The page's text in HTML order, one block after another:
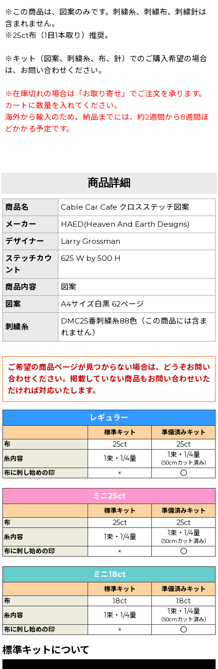
※この商品は、図案のみです。刺繍糸、刺繍布、刺繍針は
含まれません。
※25ct布（1目1本取り）推奨。
※キット（図案、刺繍糸、布、針）でのご購入希望の場合
は、お問い合わせください。
※在庫切れの場合は「お取り寄せ」でご注文を承ります。
カートに数量を入れてください。
海外から輸入のため、納品までには、約2週間から8週間ほ
どかかる予定です。
商品詳細
商品名
Cable Car Cafe クロスステッチ図案
メーカー
HAED(Heaven And Earth Designs)
デザイナー
Larry Grossman
ステッチカウ
ント
625 W by 500 H
商品内容
図案
図案
A4サイズ白黒 62ページ
刺繍糸
DMC25番刺繍糸88色（この商品には含ま
れません）
ご希望の商品ページが見つからない場合は、どうぞお問い
合わせください。掲載していない商品もお問い合わせいた
だければ対応いたします。
レギュラー
標準キット
準備済みキット
布
25ct 25ct
糸内容 1束・1/4量 1束・1/4量
（50cmカット済み）
布に刺し始めの印 × 〇
ミニ25ct
標準キット
準備済みキット
布
25ct 25ct
糸内容 1束・1/4量 1束・1/4量
（50cmカット済み）
布に刺し始めの印 × 〇
ミニ18ct
標準キット
準備済みキット
布
18ct 18ct
糸内容 1束・1/4量 1束・1/4量
（50cmカット済み）
布に刺し始めの印 × 〇
標準キットについて